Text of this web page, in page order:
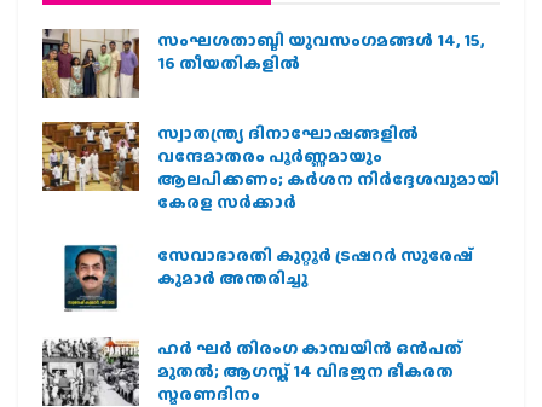
സംഘശതാബ്ദി യുവസംഗമങ്ങള്‍ 14, 15,
16 തീയതികളില്‍
സ്വാതന്ത്ര്യ ദിനാഘോഷങ്ങളിൽ
വന്ദേമാതരം പൂർണ്ണമായും
ആലപിക്കണം; കർശന നിർദ്ദേശവുമായി
കേരള സർക്കാർ
സേവാഭാരതി കുറ്റൂർ ട്രഷറർ സുരേഷ്
കുമാർ അന്തരിച്ചു
ഹര്‍ ഘര്‍ തിരംഗ കാമ്പയിന്‍ ഒന്‍പത്
മുതല്‍; ആഗസ്ത് 14 വിഭജന ഭീകരത
സ്മരണദിനം